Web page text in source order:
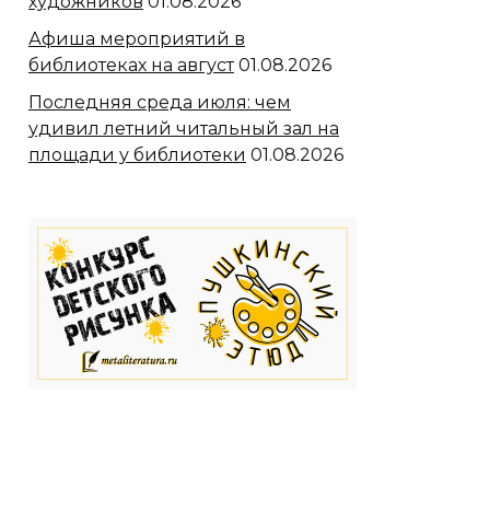
Афиша мероприятий в
библиотеках на август 01.08.2026
Последняя среда июля: чем
удивил летний читальный зал на
площади у библиотеки 01.08.2026